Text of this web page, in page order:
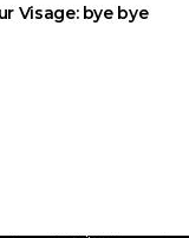
Visage: bye bye